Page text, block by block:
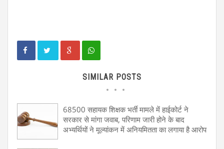
SIMILAR POSTS
68500 सहायक शिक्षक भर्ती मामले में हाईकोर्ट ने
सरकार से मांगा जवाब, परिणाम जारी होने के बाद
अभ्यर्थियों ने मूल्यांकन में अनियमितता का लगाया है आरोप